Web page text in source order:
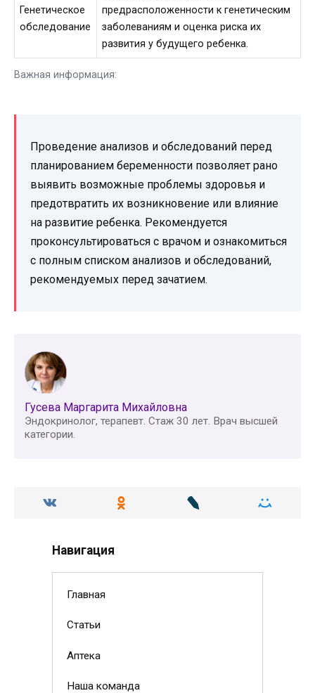
Важная информация:
Генетическое
обследование
предрасположенности к генетическим
заболеваниям и оценка риска их
развития у будущего ребенка.
Проведение анализов и обследований перед
планированием беременности позволяет рано
выявить возможные проблемы здоровья и
предотвратить их возникновение или влияние
на развитие ребенка. Рекомендуется
проконсультироваться с врачом и ознакомиться
с полным списком анализов и обследований,
рекомендуемых перед зачатием.
Гусева Маргарита Михайловна
Эндокринолог, терапевт. Стаж 30 лет. Врач высшей
категории.
Навигация
Главная
Статьи
Аптека
Наша команда